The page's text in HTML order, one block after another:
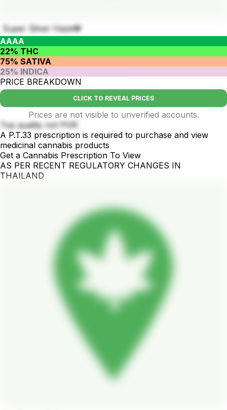
Super Silver Haze🩶
AAAA
22% THC
75% SATIVA
25% INDICA
PRICE BREAKDOWN
CLICK TO REVEAL PRICES
Prices are not visible to unverified accounts.
Top quality not PGR
A P.T.33 prescription is required to purchase and view
medicinal cannabis products
Get a Cannabis Prescription To View
AS PER RECENT REGULATORY CHANGES IN
THAILAND